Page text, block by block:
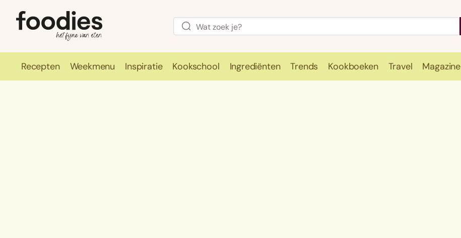
Recepten Weekmenu Inspiratie Kookschool Ingrediënten Trends Kookboeken Travel Magazine